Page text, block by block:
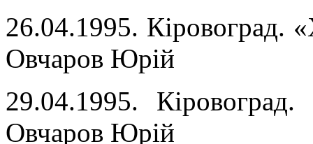
26.04.1995. Кіровоград.
Овчаров Юрій
29.04.1995.
Овчаров Юрій